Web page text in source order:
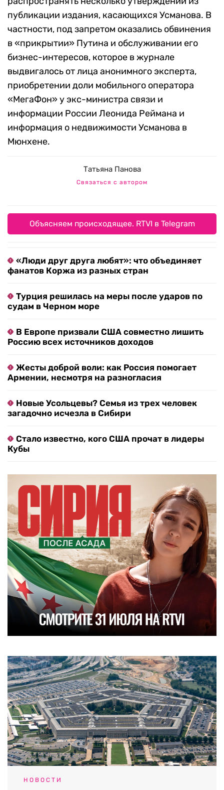
публикации издания, касающихся Усманова. В
частности, под запретом оказались обвинения
в «прикрытии» Путина и обслуживании его
бизнес-интересов, которое в журнале
выдвигалось от лица анонимного эксперта,
приобретении доли мобильного оператора
«МегаФон» у экс-министра связи и
информации России Леонида Реймана и
информация о недвижимости Усманова в
Мюнхене.
Татьяна Панова
Связаться с автором
Объясняем происходящее. RTVI в Telegram
«Люди друг друга любят»: что объединяет
фанатов Коржа из разных стран
Турция решилась на меры после ударов по
судам в Черном море
В Европе призвали США совместно лишить
Россию всех источников доходов
Жесты доброй воли: как Россия помогает
Армении, несмотря на разногласия
Новые Усольцевы? Семья из трех человек
загадочно исчезла в Сибири
Стало известно, кого США прочат в лидеры
Кубы
НОВОСТИ